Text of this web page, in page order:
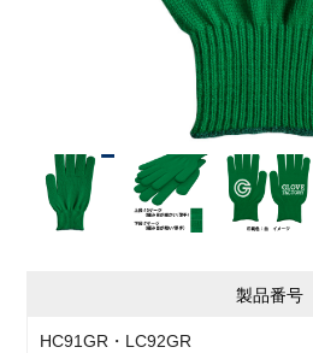
製品番号
HC91GR・LC92GR